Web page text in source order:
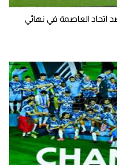
اتحاد العاصمة في نهائي